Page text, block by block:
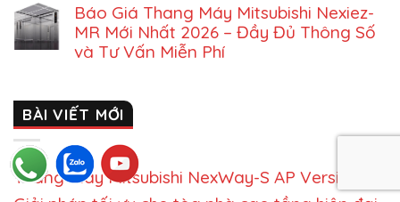
Báo Giá Thang Máy Mitsubishi Nexiez-
MR Mới Nhất 2026 – Đầy Đủ Thông Số
và Tư Vấn Miễn Phí
BÀI VIẾT MỚI
Thang máy Mitsubishi NexWay-S AP Version2 –